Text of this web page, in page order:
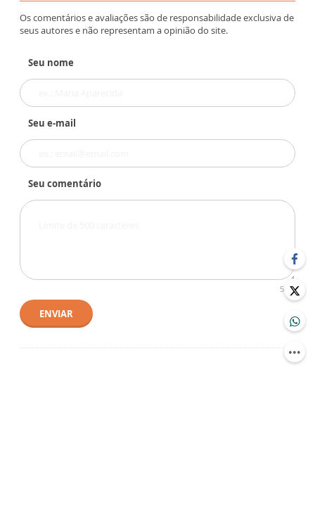
Os comentários e avaliações são de responsabilidade exclusiva de
seus autores e não representam a opinião do site.
Seu nome
Seu e-mail
Seu comentário
500
ENVIAR